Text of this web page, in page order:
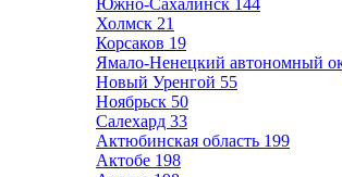
Южно-Сахалинск 144
Холмск 21
Корсаков 19
Ямало-Ненецкий автономный
Новый Уренгой 55
Ноябрьск 50
Салехард 33
Актюбинская область 199
Актобе 198